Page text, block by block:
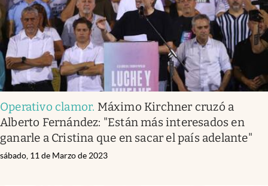
Operativo clamor. Máximo Kirchner cruzó a
Alberto Fernández: "Están más interesados en
ganarle a Cristina que en sacar el país adelante"
sábado, 11 de Marzo de 2023